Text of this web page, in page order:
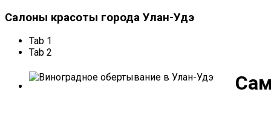
Салоны красоты города Улан-Удэ
Tab 1
Tab 2